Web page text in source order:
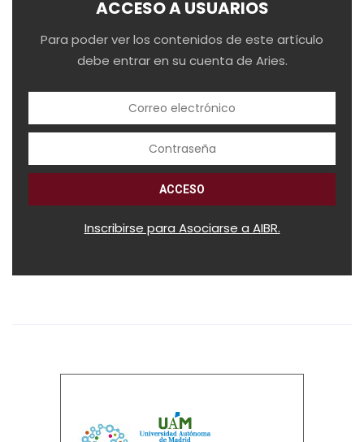
ACCESO A USUARIOS
Para poder ver los contenidos de este artículo
debe entrar en su cuenta de Aries.
Inscribirse para Asociarse a AIBR.